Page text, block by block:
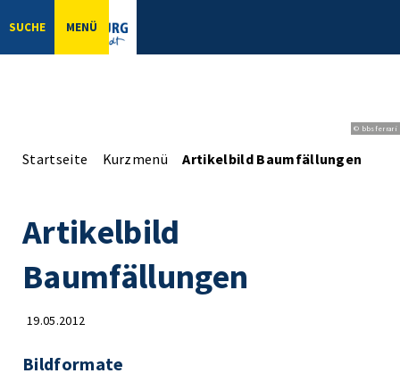
SUCHE MENÜ
© bbsferrari
Startseite Kurzmenü Artikelbild Baumfällungen
Artikelbild
Baumfällungen
19.05.2012
Bildformate